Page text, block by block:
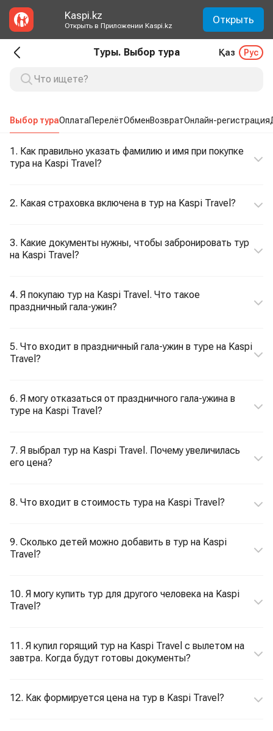
Kaspi.kz
Открыть в Приложении Kaspi.kz Открыть
Туры. Выбор тура Қаз Рус
Выбор тураОплатаПерелётОбменВозвратОнлайн-регистрация
1. Как правильно указать фамилию и имя при покупке
тура на Kaspi Travel?
2. Какая страховка включена в тур на Kaspi Travel?
3. Какие документы нужны, чтобы забронировать тур
на Kaspi Travel?
4. Я покупаю тур на Kaspi Travel. Что такое
праздничный гала-ужин?
5. Что входит в праздничный гала-ужин в туре на Kaspi
Travel?
6. Я могу отказаться от праздничного гала-ужина в
туре на Kaspi Travel?
7. Я выбрал тур на Kaspi Travel. Почему увеличилась
его цена?
8. Что входит в стоимость тура на Kaspi Travel?
9. Сколько детей можно добавить в тур на Kaspi
Travel?
10. Я могу купить тур для другого человека на Kaspi
Travel?
11. Я купил горящий тур на Kaspi Travel с вылетом на
завтра. Когда будут готовы документы?
12. Как формируется цена на тур в Kaspi Travel?